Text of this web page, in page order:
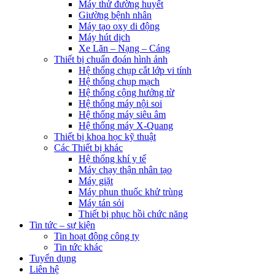
Máy thử đường huyết
Giường bệnh nhân
Máy tạo oxy di động
Máy hút dịch
Xe Lăn – Nạng – Cáng
Thiết bị chuẩn đoán hình ảnh
Hệ thống chụp cắt lớp vi tính
Hệ thống chụp mạch
Hệ thống cộng hưởng từ
Hệ thống máy nội soi
Hệ thống máy siêu âm
Hệ thống máy X-Quang
Thiết bị khoa học kỹ thuật
Các Thiết bị khác
Hệ thống khí y tế
Máy chạy thận nhân tạo
Máy giặt
Máy phun thuốc khử trùng
Máy tán sỏi
Thiết bị phục hồi chức năng
Tin tức – sự kiện
Tin hoạt động công ty
Tin tức khác
Tuyển dụng
Liên hệ